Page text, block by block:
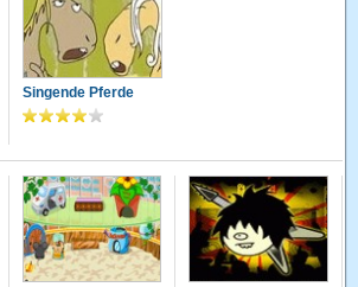
Singende Pferde